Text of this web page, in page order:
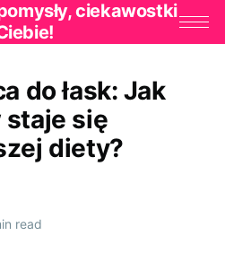
ciekawostki
do łask: Jak
staje się
diety?
read